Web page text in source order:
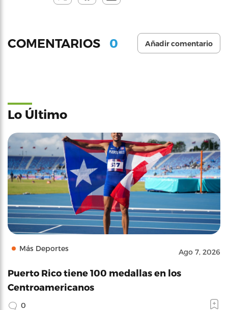
COMENTARIOS 0 Añadir comentario
Lo Último
Más Deportes Ago 7, 2026
Puerto Rico tiene 100 medallas en los
Centroamericanos
0